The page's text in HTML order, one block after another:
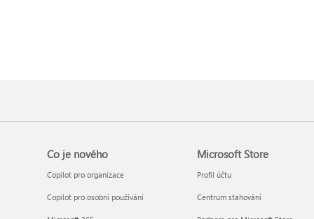
Co je nového
Copilot pro organizace
Copilot pro osobní používání
Microsoft Store
Profil účtu
Centrum stahování